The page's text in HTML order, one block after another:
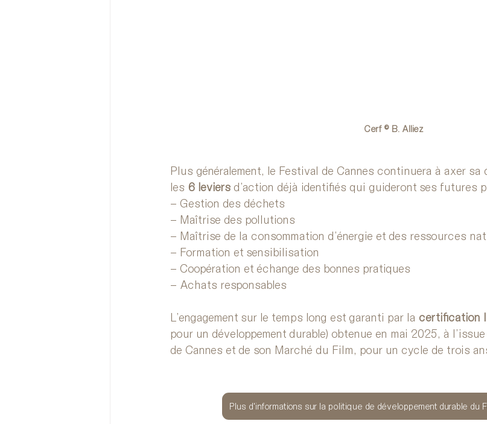
Cerf © B. Alliez
Plus généralement, le Festival de Cannes continuera à axer
les 6 leviers d’action déjà identifiés qui guideront ses futures
– Gestion des déchets
– Maîtrise des pollutions
– Maîtrise de la consommation d’énergie et des ressources
– Formation et sensibilisation
– Coopération et échange des bonnes pratiques
– Achats responsables
L’engagement sur le temps long est garanti par la certification
pour un développement durable) obtenue en mai 2025, à
de Cannes et de son Marché du Film, pour un cycle de trois
Plus d'informations sur la politique de développement durable du